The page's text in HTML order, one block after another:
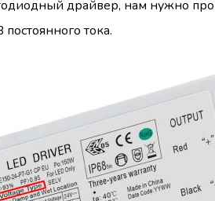
драйвер, нам нужно
тока.